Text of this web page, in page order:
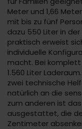
Meter und 1,66
mit bis zu fünf
dazu 550 Liter in
praktisch erweist
individuelle
macht. Bei
1.560 Liter
zwei technische
natürlich an die
zum anderen ist
ausgestattet, die
Zentimeter